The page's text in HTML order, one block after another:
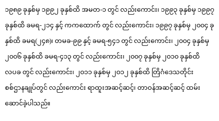
၁၉၈၉ ခုနှစ်မှ ၁၉၉၂ ခုနှစ်ထိ အမတ-၁ တွင် လည်းကောင်း၊ ၁၉၉၃ ခုနှစ်မှ ၁၉၉၇
ခုနှစ်ထိ ခမရ-၂၁၄ နှင့် ကကထောက် တွင် လည်းကောင်း၊ ၁၉၉၇ ခုနှစ်မှ ၂၀၀၄ ခု
နှစ်ထိ ခမရ(၂၄၈)၊ တမခ-၉၉ နှင့် ခမရ-၅၄၁ တွင် လည်းကောင်း၊ ၂၀၀၄ ခုနှစ်မှ
၂၀၀၆ ခုနှစ်ထိ ခမရ-၄၁၃ တွင် လည်းကောင်း၊ ၂၀၀၇ ခုနှစ်မှ ၂၀၁၀ ခုနှစ်ထိ
လပခ တွင် လည်းကောင်း၊ ၂၀၁၁ ခုနှစ်မှ ၂၀၁၂ ခုနှစ်ထိ တြိဂံဒေသတိုင်း
စစ်ဌာနချုပ်တွင် လည်းကောင်း ရာထူးအဆင့်ဆင့်၊ တာဝန်အဆင့်ဆင့် ထမ်း
ဆောင်ခဲ့ပါသည်။